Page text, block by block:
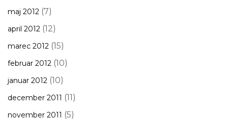
maj 2012 (7)
april 2012 (12)
marec 2012 (15)
februar 2012 (10)
januar 2012 (10)
december 2011 (11)
november 2011 (5)